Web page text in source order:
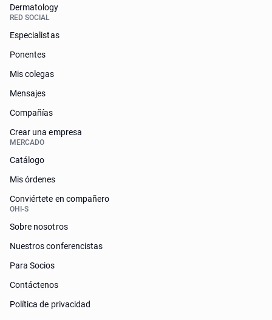
Dermatology
RED SOCIAL
Especialistas
Ponentes
Mis colegas
Mensajes
Compañías
Crear una empresa
MERCADO
Catálogo
Mis órdenes
Conviértete en compañero
OHI-S
Sobre nosotros
Nuestros conferencistas
Para Socios
Contáctenos
Política de privacidad